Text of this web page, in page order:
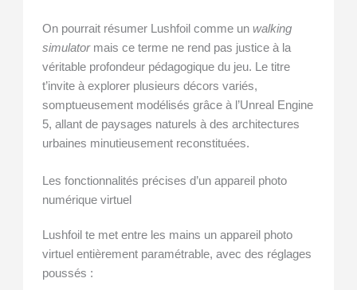
On pourrait résumer Lushfoil comme unwalking
simulatormais ce terme ne rend pas justice à la
véritable profondeur pédagogique du jeu. Le titre
t’invite à explorer plusieurs décors variés,
somptueusement modélisés grâce à l’Unreal Engine
5, allant de paysages naturels à des architectures
urbaines minutieusement reconstituées.
Les fonctionnalités précises d’un appareil photo
numérique virtuel
Lushfoil te met entre les mains un appareil photo
virtuel entièrement paramétrable, avec des réglages
poussés :